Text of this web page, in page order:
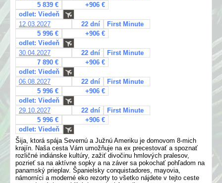
5 839 €
+906 €
odlet: Viedeň
12.03.2027
22 dní
First Minute
5 996 €
+906 €
odlet: Viedeň
30.04.2027
22 dní
First Minute
7 890 €
+906 €
odlet: Viedeň
06.08.2027
22 dní
First Minute
5 996 €
+906 €
odlet: Viedeň
29.10.2027
22 dní
First Minute
5 996 €
+906 €
odlet: Viedeň
Šija, ktorá spája Severnú a Južnú Ameriku je domovom 8-mich
krajín. Naša cesta Vám umožňuje na ex precestovať a spoznať
rozličné indiánske kultúry, zažiť divočinu hmlových pralesov,
pozrieť sa na aktívne sopky a na záver sa pokochať pohľadom na
panamský prieplav. Španielsky conquistadores, mayovia,
námorníci a moderné eko rezorty to všetko nájdete v tejto ceste